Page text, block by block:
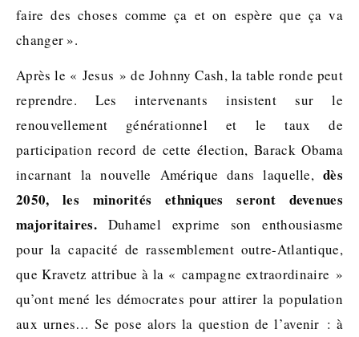
faire des choses comme ça et on espère que ça va
changer ».
Après le « Jesus » de Johnny Cash, la table ronde peut
reprendre. Les intervenants insistent sur le
renouvellement générationnel et le taux de
participation record de cette élection, Barack Obama
incarnant la nouvelle Amérique dans laquelle,dès
2050, les minorités ethniques seront devenues
majoritaires.Duhamel exprime son enthousiasme
pour la capacité de rassemblement outre-Atlantique,
que Kravetz attribue à la « campagne extraordinaire »
qu’ont mené les démocrates pour attirer la population
aux urnes… Se pose alors la question de l’avenir : à